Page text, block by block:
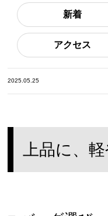
新着
アクセス
2025.05.25
上品に、